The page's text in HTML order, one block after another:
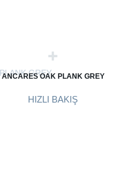
ANCARES OAK PLANK GREY
HIZLI BAKIŞ